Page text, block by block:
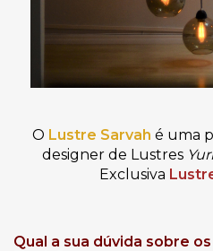
O Lustre Sarvah é uma
designer de Lustres
Exclusiva
Qual a sua dúvida sobre